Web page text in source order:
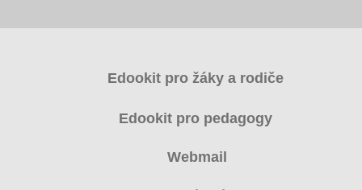
Edookit pro žáky a rodiče
Edookit pro pedagogy
Webmail